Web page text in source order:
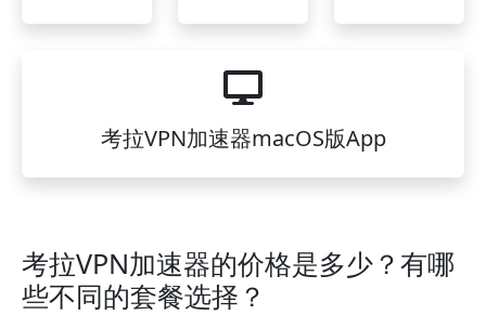
考拉VPN加速器macOS版App
考拉VPN加速器的价格是多少？有哪
些不同的套餐选择？